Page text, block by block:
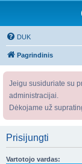
DUK
Pagrindinis
Jeigu susiduriate su
administracijai.
Dėkojame už
Prisijungti
Vartotojo vardas: